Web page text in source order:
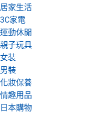
居家生活
3C家電
運動休閒
親子玩具
女裝
男裝
化妝保養
情趣用品
日本購物